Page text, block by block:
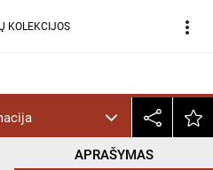
KOLEKCIJOS more_vert
APRAŠYMAS